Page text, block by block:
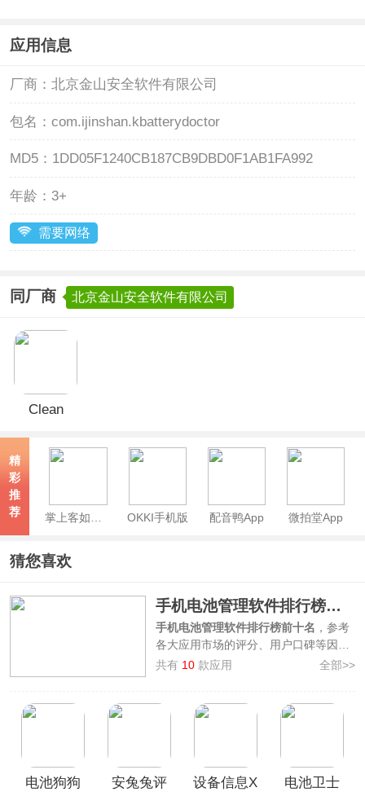
应用信息
厂商： 北京金山安全软件有限公司
包名： com.ijinshan.kbatterydoctor
MD5： 1DD05F1240CB187CB9DBD0F1AB1FA992
年龄： 3+
需要网络
同厂商 北京金山安全软件有限公司
Clean
豹清理大
师)
精
彩
推
荐
掌上客如云App OKKI手机版 配音鸭App 微拍堂App
猜您喜欢
手机电池管理软件排行榜前十名
手机电池管理软件排行榜前十名 ，参考
各大应用市场的评分、用户口碑等因素
综合整理制作而来，上榜的软件有鲁大
理、大象电池医生、电池狗狗、安兔兔
管理您的手机电池。
本榜单仅供参考使用，旨在向广大用户
共有 10 款应用 全部>>
电池狗狗
安兔兔评
设备信息X
电池卫士